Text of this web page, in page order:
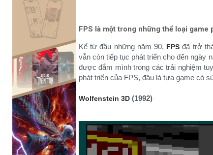
FPS là một trong những thể loại
Kể từ đầu những năm 90, FPS đã trở
vẫn còn tiếp tục phát triển cho đến ngày
được đắm mình trong các trải nghiệm
phát triển của FPS, đâu là tựa game có
Wolfenstein 3D (1992)